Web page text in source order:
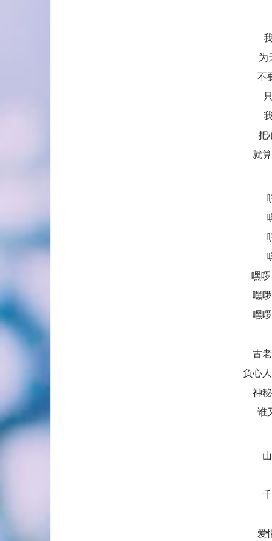
为
不
把
就
嘿
嘿
嘿
古
负心
神
谁
爱